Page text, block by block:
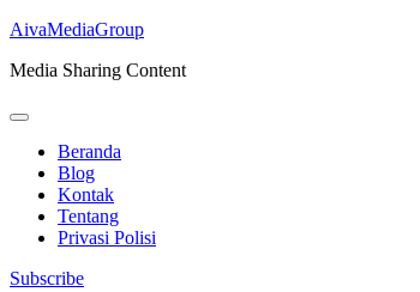
AivaMediaGroup
Media Sharing Content
Beranda
Blog
Kontak
Tentang
Privasi Polisi
Subscribe